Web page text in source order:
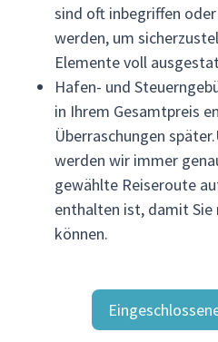
sind oft inbegriffen
werden, um
Elemente voll
Hafen- und
in Ihrem Gesamtpreis
Überraschungen
werden wir immer
gewählte Reiseroute
enthalten ist, damit Sie
können.